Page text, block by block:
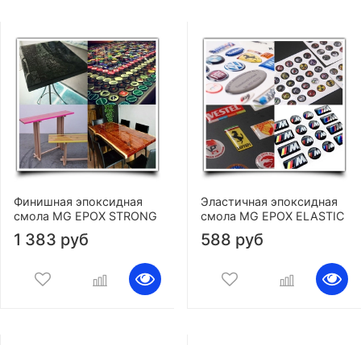
Финишная эпоксидная
смола MG EPOX STRONG
1 383 руб
Эластичная эпоксидная
смола MG EPOX ELASTIC
588 руб